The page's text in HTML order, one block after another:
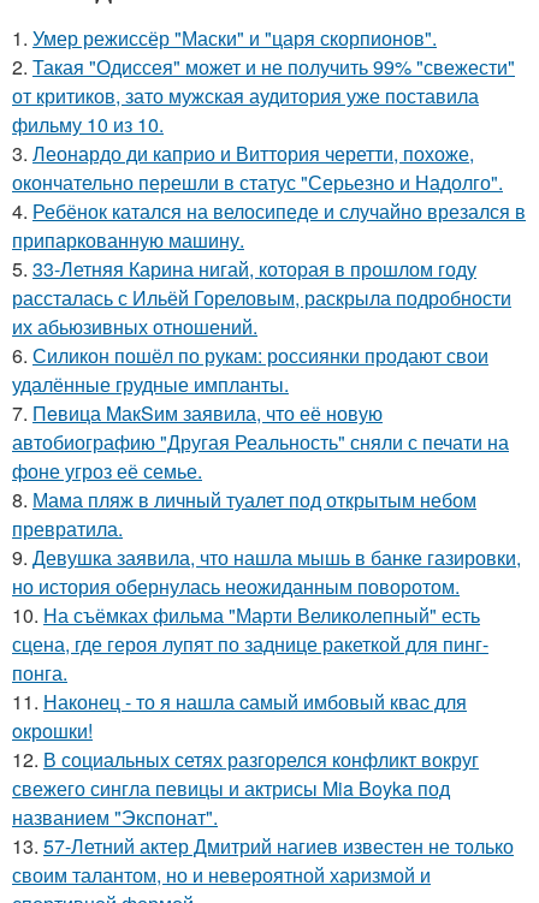
1. Умер режиссёр "Маски" и "царя скорпионов".
2. Такая "Одиссея" может и не получить 99% "свежести"
от критиков, зато мужская аудитория уже поставила
фильму 10 из 10.
3. Леонардо ди каприо и Виттория черетти, похоже,
окончательно перешли в статус "Серьезно и Надолго".
4. Ребёнок катался на велосипеде и случайно врезался в
припаркованную машину.
5. 33-Летняя Карина нигай, которая в прошлом году
рассталась с Ильёй Гореловым, раскрыла подробности
их абьюзивных отношений.
6. Силикон пошёл по рукам: россиянки продают свои
удалённые грудные импланты.
7. Пeвица MакSим заявила, что её новую
автобиографию "Другая Реальность" сняли с печати на
фоне угроз её семье.
8. Мама пляж в личный туалет под открытым небом
превратила.
9. Девушка заявила, что нашла мышь в банке газировки,
но история обернулась неожиданным поворотом.
10. На съёмках фильма "Марти Великолепный" есть
сцена, где героя лупят по заднице ракеткой для пинг-
понга.
11. Наконец - то я нашла cамый имбовый кваc для
oкрошки!
12. В социальных сетях разгорелся конфликт вокруг
свежего сингла певицы и актрисы Mia Boyka под
названием "Экспонат".
13. 57-Летний актер Дмитрий нагиев известен не только
своим талантом, но и невероятной харизмой и